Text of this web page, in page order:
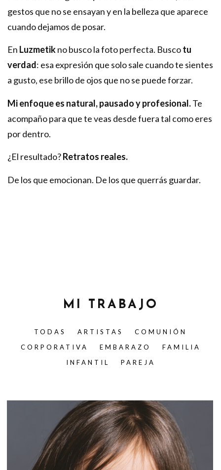
gestos que no se ensayan y en la belleza que aparece
cuando dejamos de posar.
En Luzmetikno busco la foto perfecta. Buscotu
verdad: esa expresión que solo sale cuando te sientes
a gusto, ese brillo de ojos que no se puede forzar.
Mi enfoque es natural, pausado y profesional.Te
acompaño para que te veas desde fuera tal como eres
por dentro.
¿El resultado?Retratos reales.
De los que emocionan. De los que querrás guardar.
MI TRABAJO
TODAS ARTISTAS
COMUNIÓN
CORPORATIVA
EMBARAZO
FAMILIA
INFANTIL
PAREJA